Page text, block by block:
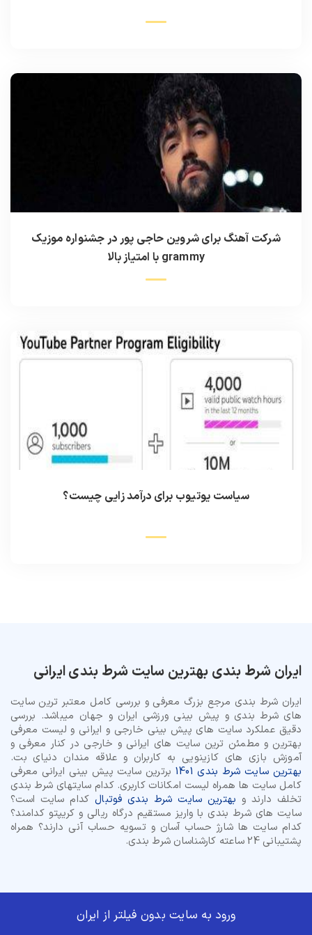
شرکت آهنگ برای شروین حاجی پور در جشنواره موزیک
grammy با امتیاز بالا
سیاست یوتیوب برای درآمد زایی چیست؟
ایران شرط بندی بهترین سایت شرط بندی ایرانی
ایران شرط بندی مرجع بزرگ معرفی و بررسی کامل معتبر ترین سایت
های شرط بندی و پیش بینی ورزشی ایران و جهان میباشد. بررسی
دقیق عملکرد سایت های پیش بینی خارجی و ایرانی و لیست معرفی
بهترین و مطمئن ترین سایت های ایرانی و خارجی در کنار معرفی و
آموزش بازی های کازینویی به کاربران و علاقه مندان دنیای بت.
بهترین سایت شرط بندی 1401
برترین سایت پیش بینی ایرانی معرفی
کامل سایت ها همراه لیست امکانات کاربری. کدام سایتهای شرط بندی
تخلف دارند و بهترین سایت شرط بندی فوتبالکدام سایت است؟
سایت های شرط بندی با واریز مستقیم درگاه ریالی و کریپتو کدامند؟
کدام سایت ها شارژ حساب آسان و تسویه حساب آنی دارند؟ همراه
پشتیبانی 24 ساعته کارشناسان شرط بندی.
© تمام حقوق برای وب سایت ایران شرط بندی محفوظ میباشد.
ورود به سایت بدون فیلتر از ایران